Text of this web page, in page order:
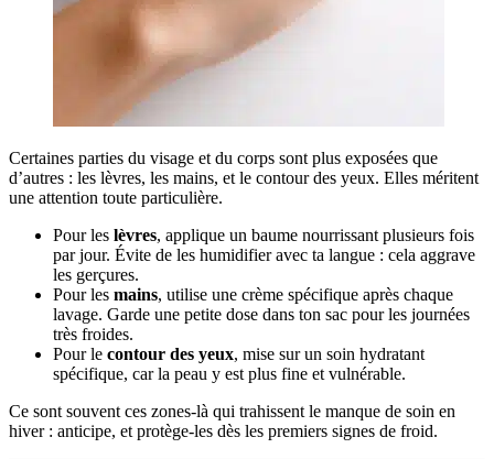
Certaines parties du visage et du corps sont plus exposées que
d’autres : les lèvres, les mains, et le contour des yeux. Elles méritent
une attention toute particulière.
Pour les lèvres, applique un baume nourrissant plusieurs fois
par jour. Évite de les humidifier avec ta langue : cela aggrave
les gerçures.
Pour les mains, utilise une crème spécifique après chaque
lavage. Garde une petite dose dans ton sac pour les journées
très froides.
Pour le contour des yeux, mise sur un soin hydratant
spécifique, car la peau y est plus fine et vulnérable.
Ce sont souvent ces zones-là qui trahissent le manque de soin en
hiver : anticipe, et protège-les dès les premiers signes de froid.